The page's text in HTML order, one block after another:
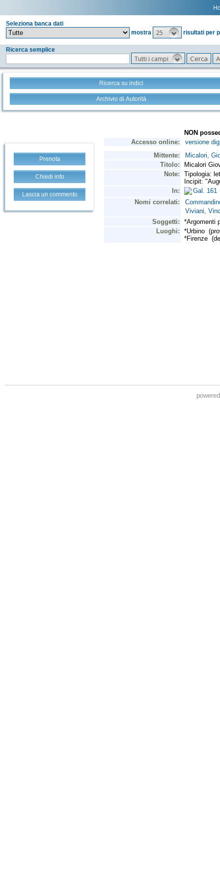
Seleziona banca dati
mostra
25 risultati per
Ricerca semplice
Tutti i campi
Ricerca su indici
Archivio di Autorità
Prenota
Chiedi info
Lascia un commento